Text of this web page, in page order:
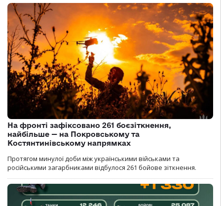
На фронті зафіксовано 261 боєзіткнення,
найбільше — на Покровському та
Костянтинівському напрямках
Протягом минулої доби між українськими військами та
російськими загарбниками відбулося 261 бойове зіткнення.